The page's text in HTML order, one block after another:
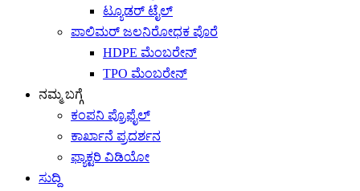
ಟ್ಯೂಡರ್ ಟೈಲ್
ಪಾಲಿಮರ್ ಜಲನಿರೋಧಕ ಪೊರೆ
HDPE ಮೆಂಬರೇನ್
TPO ಮೆಂಬರೇನ್
ನಮ್ಮ ಬಗ್ಗೆ
ಕಂಪನಿ ಪ್ರೊಫೈಲ್
ಕಾರ್ಖಾನೆ ಪ್ರದರ್ಶನ
ಫ್ಯಾಕ್ಟರಿ ವಿಡಿಯೋ
ಸುದ್ದಿ